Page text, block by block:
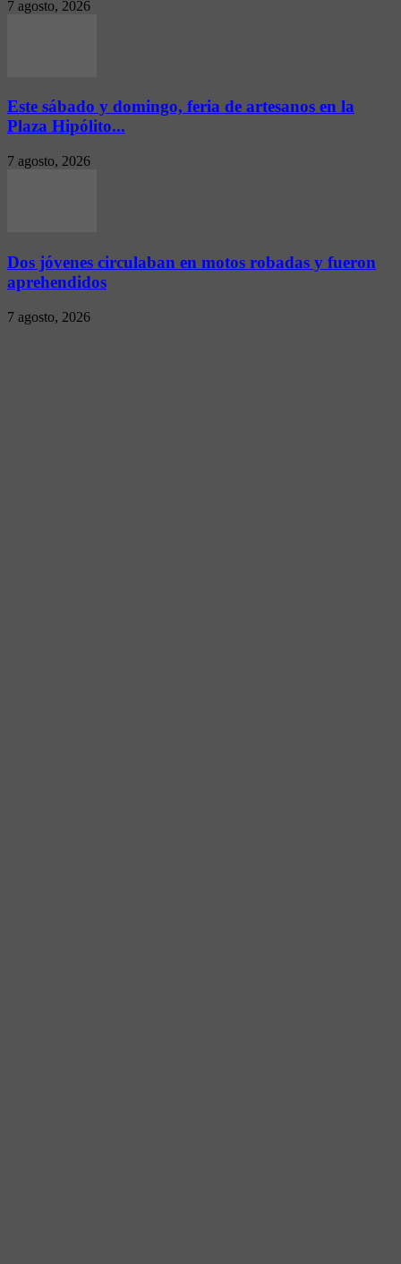
7 agosto, 2026
Este sábado y domingo, feria de artesanos en la
Plaza Hipólito...
7 agosto, 2026
Dos jóvenes circulaban en motos robadas y fueron
aprehendidos
7 agosto, 2026